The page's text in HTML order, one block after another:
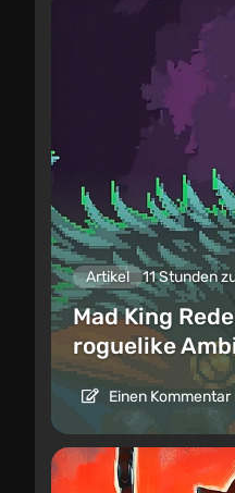
Artikel 11 Stunden
Mad King
roguelike
Einen